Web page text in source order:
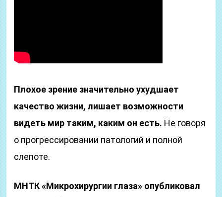
Плохое зрение значительно ухудшает
качество жизни, лишает возможности
видеть мир таким, каким он есть. Не говоря
о прогрессировании патологий и полной
слепоте.
МНТК «Микрохирургии глаза» опубликовал